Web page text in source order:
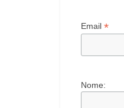
Email *
Nome: